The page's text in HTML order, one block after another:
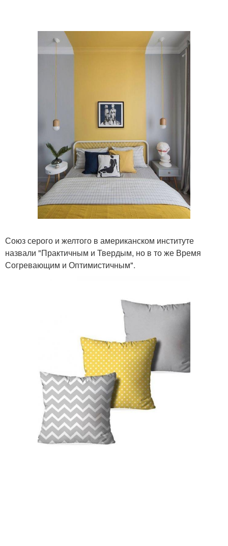
Союз серого и желтого в американском институте
назвали "Практичным и Твердым, но в то же Время
Согревающим и Оптимистичным".